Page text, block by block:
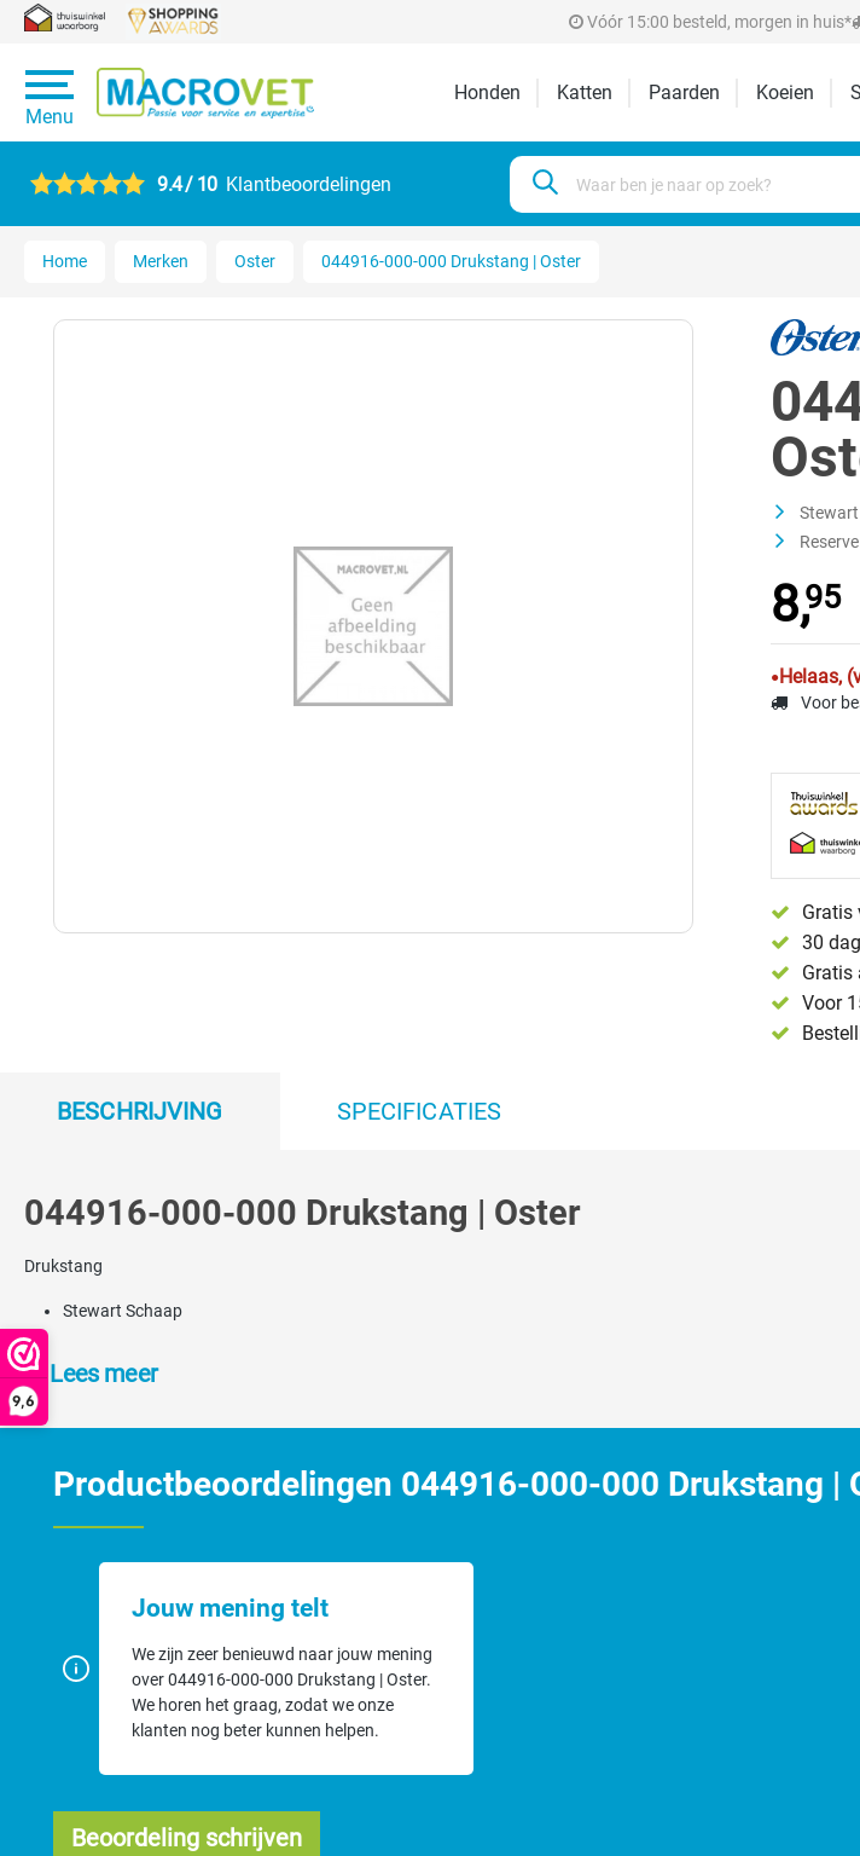
9,6
Vóór 15:00 besteld, morgen in huis*
Menu
Honden Katten Paarden Koeien
9.4 / 10 Klantbeoordelingen
Home Merken Oster 044916-000-000 Drukstang | Oster
8,95
Helaas,
Voor
Gratis
30
Gratis
Voor
BESCHRIJVING SPECIFICATIES
044916-000-000 Drukstang | Oster
Drukstang
Stewart Schaap
Lees meer
Productbeoordelingen 044916-000-000 Drukstang |
Jouw mening telt
We zijn zeer benieuwd naar jouw mening
over 044916-000-000 Drukstang | Oster.
We horen het graag, zodat we onze
klanten nog beter kunnen helpen.
Beoordeling schrijven